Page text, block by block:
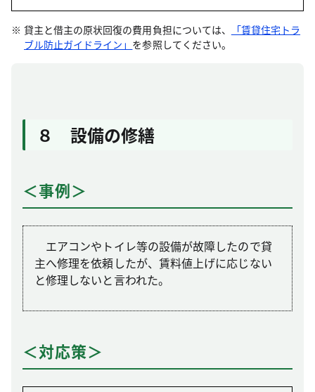
貸主と借主の原状回復の費用負担については、
「賃貸住宅トラ
ブル防止ガイドライン」 を参照してください。
８ 設備の修繕
＜事例＞
エアコンやトイレ等の設備が故障したので貸
主へ修理を依頼したが、賃料値上げに応じない
と修理しないと言われた。
＜対応策＞